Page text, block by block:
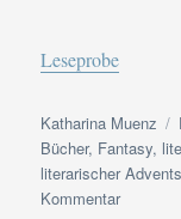
Leseprobe
Autor
Katharina Muenz
Bücher, Fantasy,
literarischer
Kommentarzu